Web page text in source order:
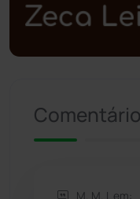
Política
Presidente
Rio de Contas
Rio do Antônio
M. M. L em: